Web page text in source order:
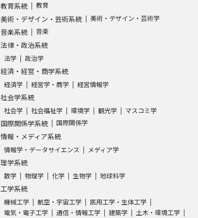
大学で学びたい学問発見
学問のミニ講義「夢ナビ講義」
ユーザーサポート
資料の料金のお支払いについて 受付内容・発
受験情報リンク
教育系統 教育
美術・デザイン・芸術系統 美術・デザイン・芸術学
音楽系統 音楽
法律・政治系統
法学 政治学
経済・経営・商学系統
経済学 経営学・商学 経営情報学
社会学系統
社会学 社会福祉学 環境学 観光学 マスコミ学
国際関係学系統 国際関係学
情報・メディア系統
情報学・データサイエンス メディア学
理学系統
数学 物理学 化学 生物学 地球科学
工学系統
機械工学 航空・宇宙工学
医用工学・生体工学
電気・電子工学
通信・情報工学 建築学
土木・環境工学